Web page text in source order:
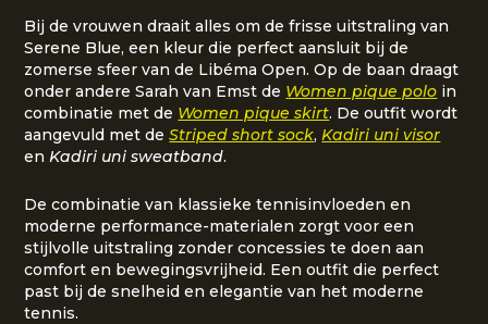
Bij de vrouwen draait alles om de frisse uitstraling van
Serene Blue, een kleur die perfect aansluit bij de
zomerse sfeer van de Libéma Open. Op de baan draagt
onder andere Sarah van Emst de Women pique polo in
combinatie met de Women pique skirt. De outfit wordt
aangevuld met deStriped short sock, Kadiri uni visor
en Kadiri uni sweatband.
De combinatie van klassieke tennisinvloeden en
moderne performance-materialen zorgt voor een
stijlvolle uitstraling zonder concessies te doen aan
comfort en bewegingsvrijheid. Een outfit die perfect
past bij de snelheid en elegantie van het moderne
tennis.